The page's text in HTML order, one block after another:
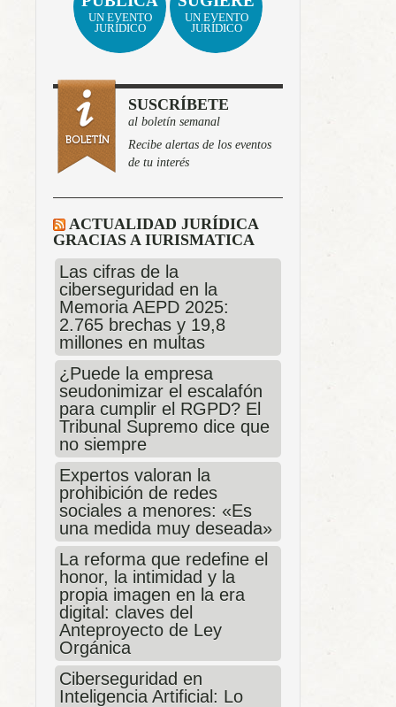
UN EVENTO
JURÍDICO
UN EVENTO
JURÍDICO
SUSCRÍBETE
al boletín semanal
Recibe alertas de los eventos
de tu interés
ACTUALIDAD JURÍDICA
GRACIAS A IURISMATICA
Las cifras de la
ciberseguridad en la
Memoria AEPD 2025:
2.765 brechas y 19,8
millones en multas
¿Puede la empresa
seudonimizar el escalafón
para cumplir el RGPD? El
Tribunal Supremo dice que
no siempre
Expertos valoran la
prohibición de redes
sociales a menores: «Es
una medida muy deseada»
La reforma que redefine el
honor, la intimidad y la
propia imagen en la era
digital: claves del
Anteproyecto de Ley
Orgánica
Ciberseguridad en
Inteligencia Artificial: Lo